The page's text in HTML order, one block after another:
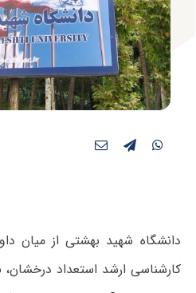
دانشگاه شهید بهشتی از میان